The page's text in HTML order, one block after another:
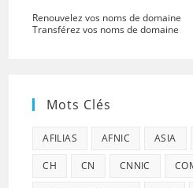
Renouvelez vos noms de domaine
Transférez vos noms de domaine
Mots Clés
AFILIAS AFNIC ASIA
CH CN CNNIC